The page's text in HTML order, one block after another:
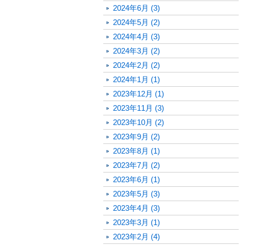
2024年6月 (3)
2024年5月 (2)
2024年4月 (3)
2024年3月 (2)
2024年2月 (2)
2024年1月 (1)
2023年12月 (1)
2023年11月 (3)
2023年10月 (2)
2023年9月 (2)
2023年8月 (1)
2023年7月 (2)
2023年6月 (1)
2023年5月 (3)
2023年4月 (3)
2023年3月 (1)
2023年2月 (4)